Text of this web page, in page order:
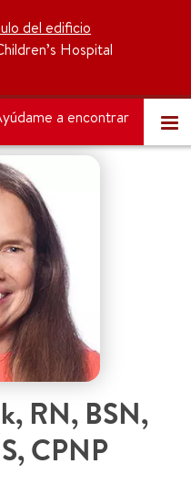
del edificio
Hospital
a encontrar
, RN, BSN,
CPNP